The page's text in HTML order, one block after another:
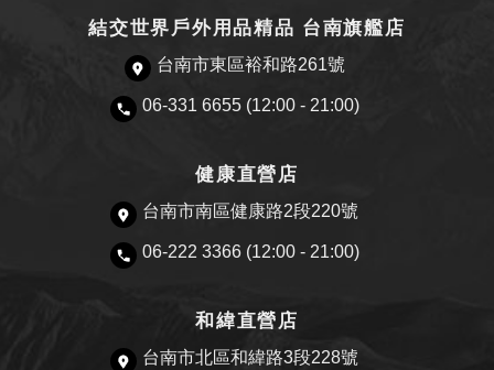
結交世界戶外用品精品 台南旗艦店
台南市東區裕和路261號
06-331 6655 (12:00 - 21:00)
健康直營店
台南市南區健康路2段220號
06-222 3366 (12:00 - 21:00)
和緯直營店
台南市北區和緯路3段228號